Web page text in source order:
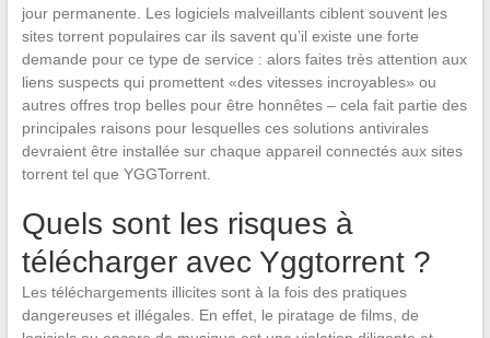
jour permanente. Les logiciels malveillants ciblent souvent les
sites torrent populaires car ils savent qu’il existe une forte
demande pour ce type de service : alors faites très attention aux
liens suspects qui promettent «des vitesses incroyables» ou
autres offres trop belles pour être honnêtes – cela fait partie des
principales raisons pour lesquelles ces solutions antivirales
devraient être installée sur chaque appareil connectés aux sites
torrent tel que YGGTorrent.
Quels sont les risques à
télécharger avec Yggtorrent ?
Les téléchargements illicites sont à la fois des pratiques
dangereuses et illégales. En effet, le piratage de films, de